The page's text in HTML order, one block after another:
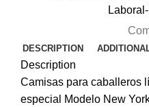
DESCRIPTION
Description
Camisas para caballeros
especial Modelo New